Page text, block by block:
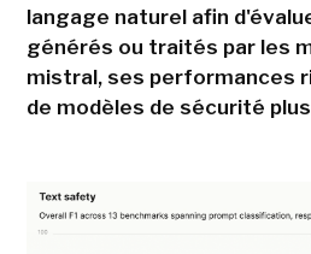
langage naturel afin
générés ou traités par les
mistral, ses performances
de modèles de sécurité